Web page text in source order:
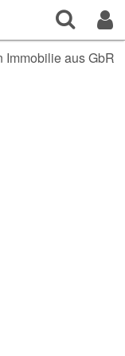
Immobilie aus GbR